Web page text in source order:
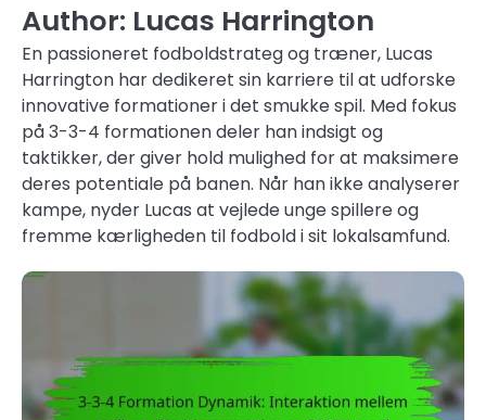
Author: Lucas Harrington
En passioneret fodboldstrateg og træner, Lucas
Harrington har dedikeret sin karriere til at udforske
innovative formationer i det smukke spil. Med fokus
på 3-3-4 formationen deler han indsigt og
taktikker, der giver hold mulighed for at maksimere
deres potentiale på banen. Når han ikke analyserer
kampe, nyder Lucas at vejlede unge spillere og
fremme kærligheden til fodbold i sit lokalsamfund.